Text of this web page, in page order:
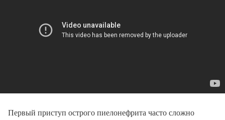
Первый приступ острого пиелонефрита часто сложно